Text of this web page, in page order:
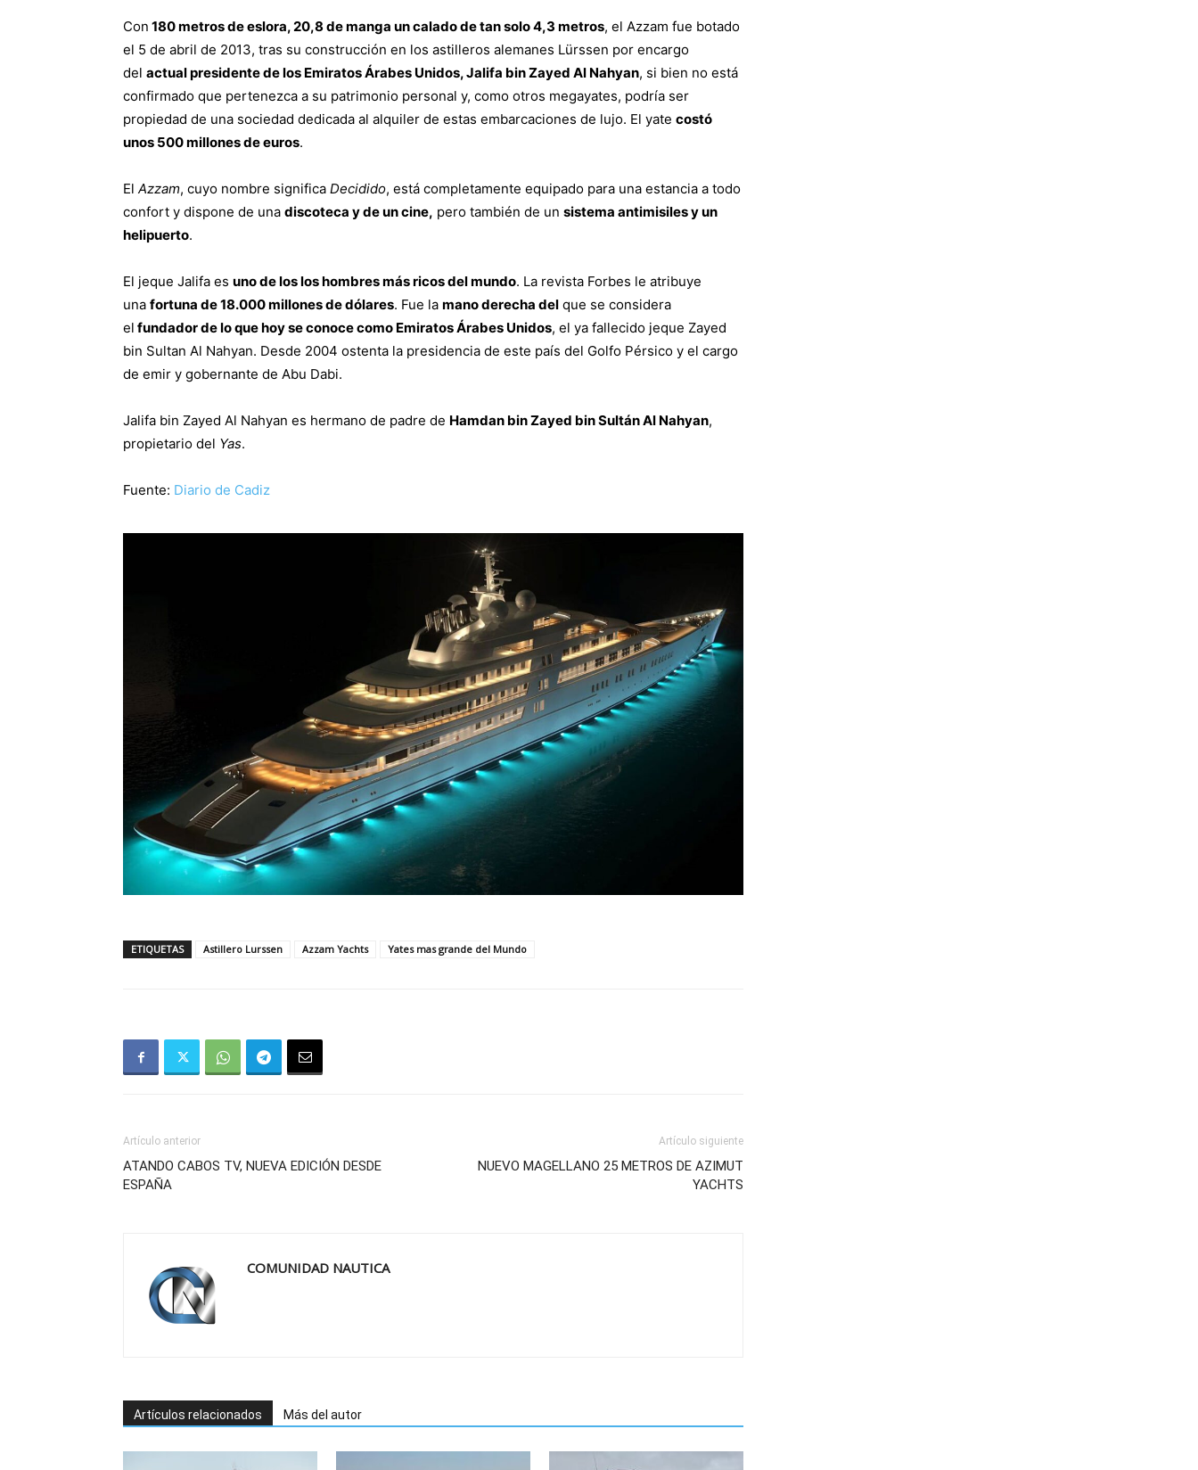
Con 180 metros de eslora, 20,8 de manga un calado de tan solo 4,3 metros, el Azzam fue botado
el 5 de abril de 2013, tras su construcción en los astilleros alemanes Lürssen por encargo
del actual presidente de los Emiratos Árabes Unidos, Jalifa bin Zayed Al Nahyan, si bien no está
confirmado que pertenezca a su patrimonio personal y, como otros megayates, podría ser
propiedad de una sociedad dedicada al alquiler de estas embarcaciones de lujo. El yate costó
unos 500 millones de euros.
El Azzam, cuyo nombre significa Decidido, está completamente equipado para una estancia a todo
confort y dispone de una discoteca y de un cine, pero también de un sistema antimisiles y un
helipuerto.
El jeque Jalifa es uno de los los hombres más ricos del mundo. La revista Forbes le atribuye
una fortuna de 18.000 millones de dólares. Fue la mano derecha del que se considera
el fundador de lo que hoy se conoce como Emiratos Árabes Unidos, el ya fallecido jeque Zayed
bin Sultan Al Nahyan. Desde 2004 ostenta la presidencia de este país del Golfo Pérsico y el cargo
de emir y gobernante de Abu Dabi.
Jalifa bin Zayed Al Nahyan es hermano de padre de Hamdan bin Zayed bin Sultán Al Nahyan,
propietario del Yas.
Fuente: Diario de Cadiz
ETIQUETAS Astillero Lurssen Azzam Yachts Yates mas grande del Mundo
Artículo anterior
ATANDO CABOS TV, NUEVA EDICIÓN DESDE
ESPAÑA
Artículo siguiente
NUEVO MAGELLANO 25 METROS DE AZIMUT
YACHTS
COMUNIDAD NAUTICA
Artículos relacionados Más del autor